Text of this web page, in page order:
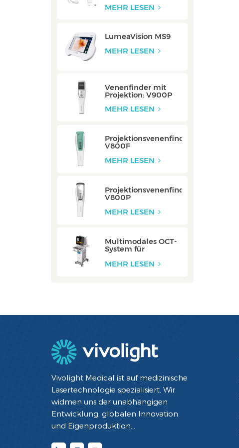
Integriert
MEHR LESEN
LumeaVision MS9
MEHR LESEN
Venenfinder mit
Projektion: V900P
MEHR LESEN
Projektionsvenenfinder:
V800F
MEHR LESEN
Projektionsvenenfinder:
V800P
MEHR LESEN
Multimodales OCT-
System für
Halsschlagadern:
ZERO
MEHR LESEN
Vivolight Medical ist auf medizinische
Lasertechnologie spezialisiert. Wir
widmen uns der unabhängigen
Entwicklung, globalen Innovation
und Eigenproduktion